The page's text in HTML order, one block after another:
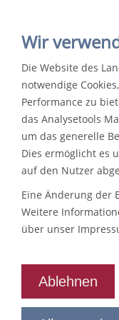
Willkommen in
Ludwigsburg.
Lebenswert,
Der Landkreis
Egal ob Verkehr,
Landratsamt
Wir
Die Website des
notwendige
Performance zu
das Analysetools
um das generelle
Dies ermöglicht es
auf den Nutzer
Eine Änderung der
Weitere
über unser
Ablehnen